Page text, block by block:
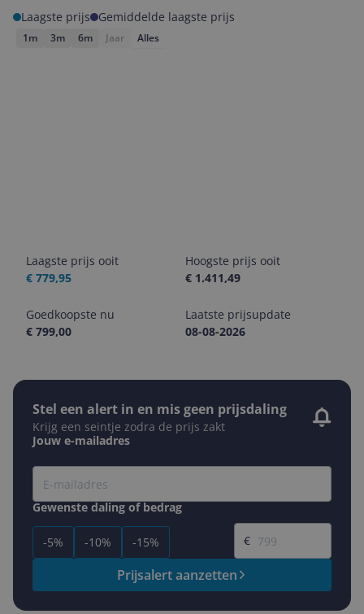
Laagste prijs
Gemiddelde laagste prijs
1m 3m 6m Jaar Alles
Laagste prijs ooit
€ 779,95
Hoogste prijs ooit
€ 1.411,49
Goedkoopste nu
€ 799,00
Laatste prijsupdate
08-08-2026
Stel een alert in en mis geen prijsdaling
Krijg een seintje zodra de prijs zakt
Jouw e-mailadres
Gewenste daling of bedrag
-5% -10% -15%
Gewenste prijs
€
Prijsalert aanzetten